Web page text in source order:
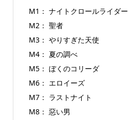
M1： ナイトクロールライダー
M2： 聖者
M3： やりすぎた天使
M4： 夏の調べ
M5： ぼくのコリーダ
M6： エロイーズ
M7： ラストナイト
M8： 惡い男